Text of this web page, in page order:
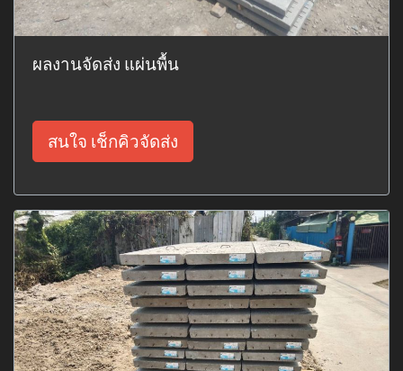
ผลงานจัดส่ง แผ่นพื้น
สนใจ เช็กคิวจัดส่ง